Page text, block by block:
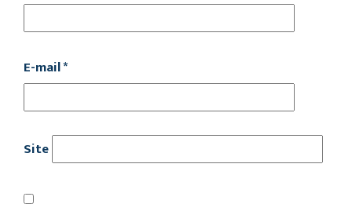
E-mail*
Site